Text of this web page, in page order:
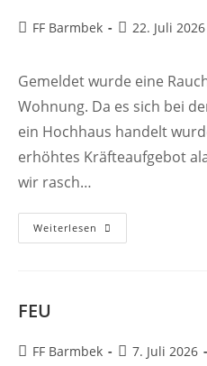
Beitrags-
FF Barmbek
Beitrag
22. Juli 2026
Gemeldet wurde eine
Wohnung. Da es sich bei
ein Hochhaus handelt
erhöhtes Kräfteaufgebot
wir rasch…
Weiterlesen
FEU
Beitrags-
FF Barmbek
Beitrag
7. Juli 2026